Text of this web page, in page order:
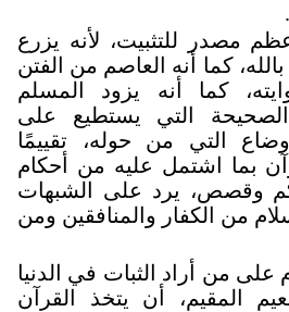
.
مصدر للتثبيت، لأنه يزرع
كما أنه العاصم من الفتن
كما أنه يزود المسلم
الصحيحة التي يستطيع على
التي من حوله، تقييمًا
بما اشتمل عليه من أحكام
وقصص، يرد على الشبهات
من الكفار والمنافقين ومن
من أراد الثبات في الدنيا
المقيم، أن يتخذ القرآن